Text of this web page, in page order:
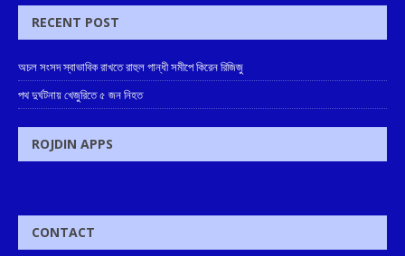
RECENT POST
অচল সংসদ স্বাভাবিক রাখতে রাহুল গান্ধী সমীপে কিরেন রিজিজু
পথ দুর্ঘটনায় খেজুরিতে ৫ জন নিহত
ROJDIN APPS
CONTACT